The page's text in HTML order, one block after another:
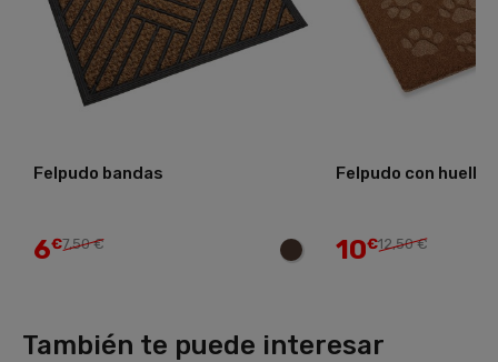
Felpudo bandas
6€7,50 €
Felpudo con
10€12,50 €
También te puede interesar